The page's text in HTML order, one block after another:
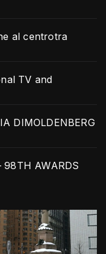
al centrotra
TV and
DIMOLDENBERG
98TH AWARDS